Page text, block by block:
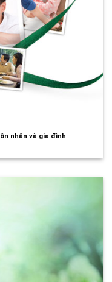
nhân và gia đình